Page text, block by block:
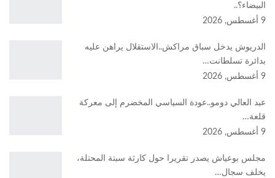
البيضاء؟..
9 أغسطس, 2026
الدريوش يدخل سباق مراكش..الاستقلال يراهن عليه
بدائرة تسلطانت…
9 أغسطس, 2026
عبد العالي دومو..عودة السياسي المخضرم إلى معركة
قلعة…
9 أغسطس, 2026
مجلس بوعياش يصدر تقريرا حول كارثة سبتة المحتلة،
يخلف سجال…